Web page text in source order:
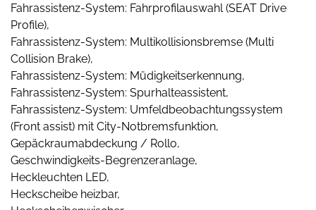
Fahrassistenz-System: Fahrprofilauswahl (SEAT Drive
Profile),
Fahrassistenz-System: Multikollisionsbremse (Multi
Collision Brake),
Fahrassistenz-System: Müdigkeitserkennung,
Fahrassistenz-System: Spurhalteassistent,
Fahrassistenz-System: Umfeldbeobachtungssystem
(Front assist) mit City-Notbremsfunktion,
Gepäckraumabdeckung / Rollo,
Geschwindigkeits-Begrenzeranlage,
Heckleuchten LED,
Heckscheibe heizbar,